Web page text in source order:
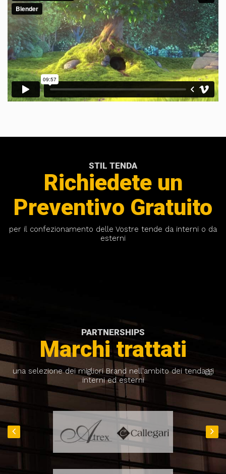
STIL TENDA
Richiedete un
Preventivo Gratuito
per il confezionamento delle Vostre tende da interni o da
esterni
PARTNERSHIPS
Marchi trattati
una selezione dei migliori Brand nell'ambito dei tendaggi
interni ed esterni